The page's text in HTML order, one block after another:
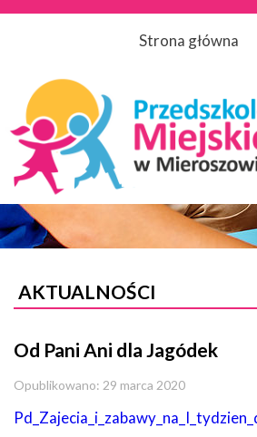
Strona główna
AKTUALNOŚCI
Od Pani Ani dla Jagódek
Opublikowano: 29 marca 2020